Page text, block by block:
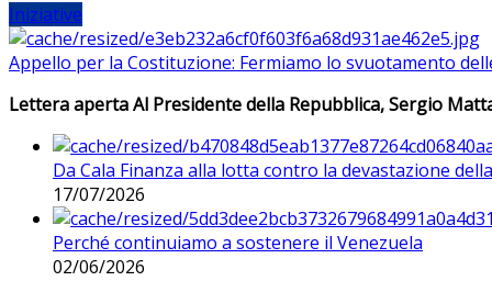
Iniziative
Appello per la Costituzione: Fermiamo lo svuotamento
Lettera aperta Al Presidente della Repubblica, Sergio
Da Cala Finanza alla lotta contro la devastazione
17/07/2026
Perché continuiamo a sostenere il Venezuela
02/06/2026